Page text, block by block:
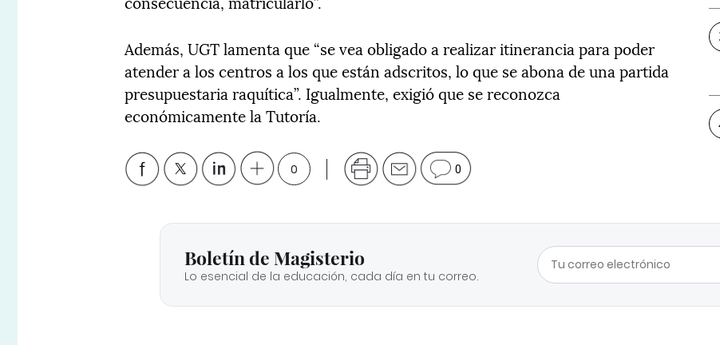
Además, UGT lamenta que “se vea obligado a realizar itinerancia para poder
atender a los centros a los que están adscritos, lo que se abona de una partida
presupuestaria raquítica”. Igualmente, exigió que se reconozca
económicamente la Tutoría.
0 0
Boletín de Magisterio
Lo esencial de la educación, cada día en tu correo.